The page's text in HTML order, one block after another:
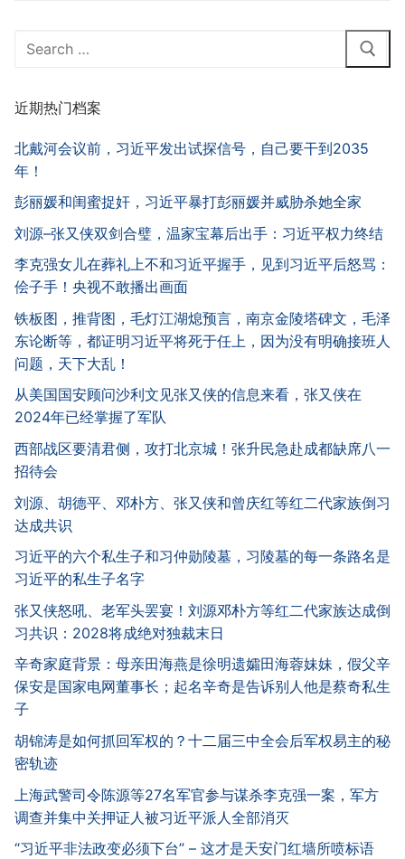
Search
近期热门档案
北戴河会议前，习近平发出试探信号，自己要干到2035
年！
彭丽媛和闺蜜捉奸，习近平暴打彭丽媛并威胁杀她全家
刘源–张又侠双剑合璧，温家宝幕后出手：习近平权力终结
李克强女儿在葬礼上不和习近平握手，见到习近平后怒骂：
侩子手！央视不敢播出画面
铁板图，推背图，毛灯江湖熄预言，南京金陵塔碑文，毛泽
东论断等，都证明习近平将死于任上，因为没有明确接班人
问题，天下大乱！
从美国国安顾问沙利文见张又侠的信息来看，张又侠在
2024年已经掌握了军队
西部战区要清君侧，攻打北京城！张升民急赴成都缺席八一
招待会
刘源、胡德平、邓朴方、张又侠和曾庆红等红二代家族倒习
达成共识
习近平的六个私生子和习仲勋陵墓，习陵墓的每一条路名是
习近平的私生子名字
张又侠怒吼、老军头罢宴！刘源邓朴方等红二代家族达成倒
习共识：2028将成绝对独裁末日
辛奇家庭背景：母亲田海燕是徐明遗孀田海蓉妹妹，假父辛
保安是国家电网董事长；起名辛奇是告诉别人他是蔡奇私生
子
胡锦涛是如何抓回军权的？十二届三中全会后军权易主的秘
密轨迹
上海武警司令陈源等27名军官参与谋杀李克强一案，军方
调查并集中关押证人被习近平派人全部消灭
“习近平非法政变必须下台” – 这才是天安门红墙所喷标语